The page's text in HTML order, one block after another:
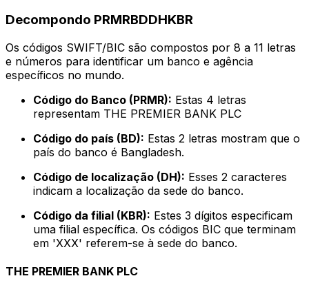
Decompondo PRMRBDDHKBR
Os códigos SWIFT/BIC são compostos por 8 a 11 letras
e números para identificar um banco e agência
específicos no mundo.
Código do Banco (PRMR): Estas 4 letras
representam THE PREMIER BANK PLC
Código do país (BD): Estas 2 letras mostram que o
país do banco é Bangladesh.
Código de localização (DH): Esses 2 caracteres
indicam a localização da sede do banco.
Código da filial (KBR): Estes 3 dígitos especificam
uma filial específica. Os códigos BIC que terminam
em 'XXX' referem-se à sede do banco.
THE PREMIER BANK PLC